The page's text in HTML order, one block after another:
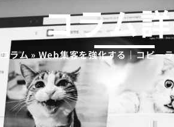
コラム
コラム »Web集客を強化する｜コピー